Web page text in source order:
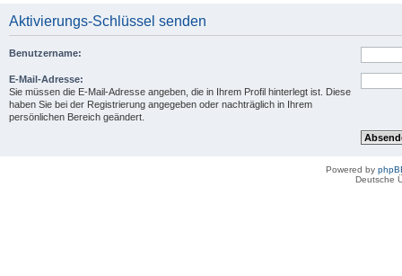
Aktivierungs-Schlüssel senden
Benutzername:
E-Mail-Adresse:
Sie müssen die E-Mail-Adresse angeben, die in Ihrem Profil hinterlegt ist. Diese
haben Sie bei der Registrierung angegeben oder nachträglich in Ihrem
persönlichen Bereich geändert.
Powered by
Deutsche